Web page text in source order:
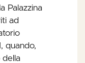
Palazzina
ad
quando,
della